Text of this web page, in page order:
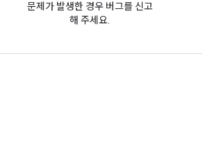
문제가 발생한 경우 버그를 신고
해 주세요.